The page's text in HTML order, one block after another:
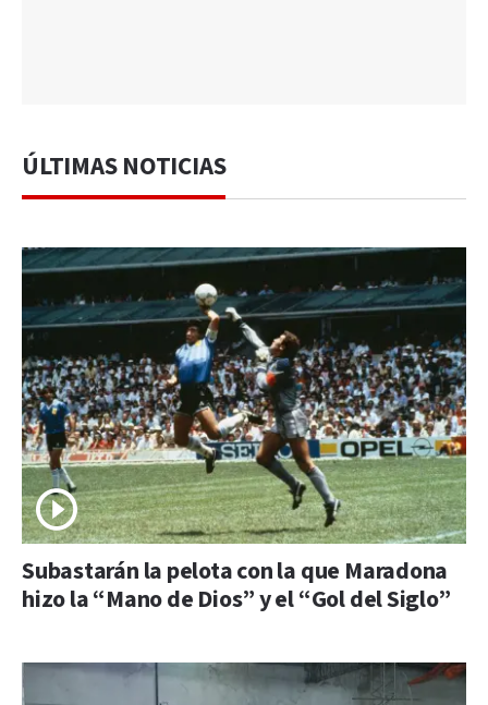
ÚLTIMAS NOTICIAS
Subastarán la pelota con la que Maradona
hizo la “Mano de Dios” y el “Gol del Siglo”